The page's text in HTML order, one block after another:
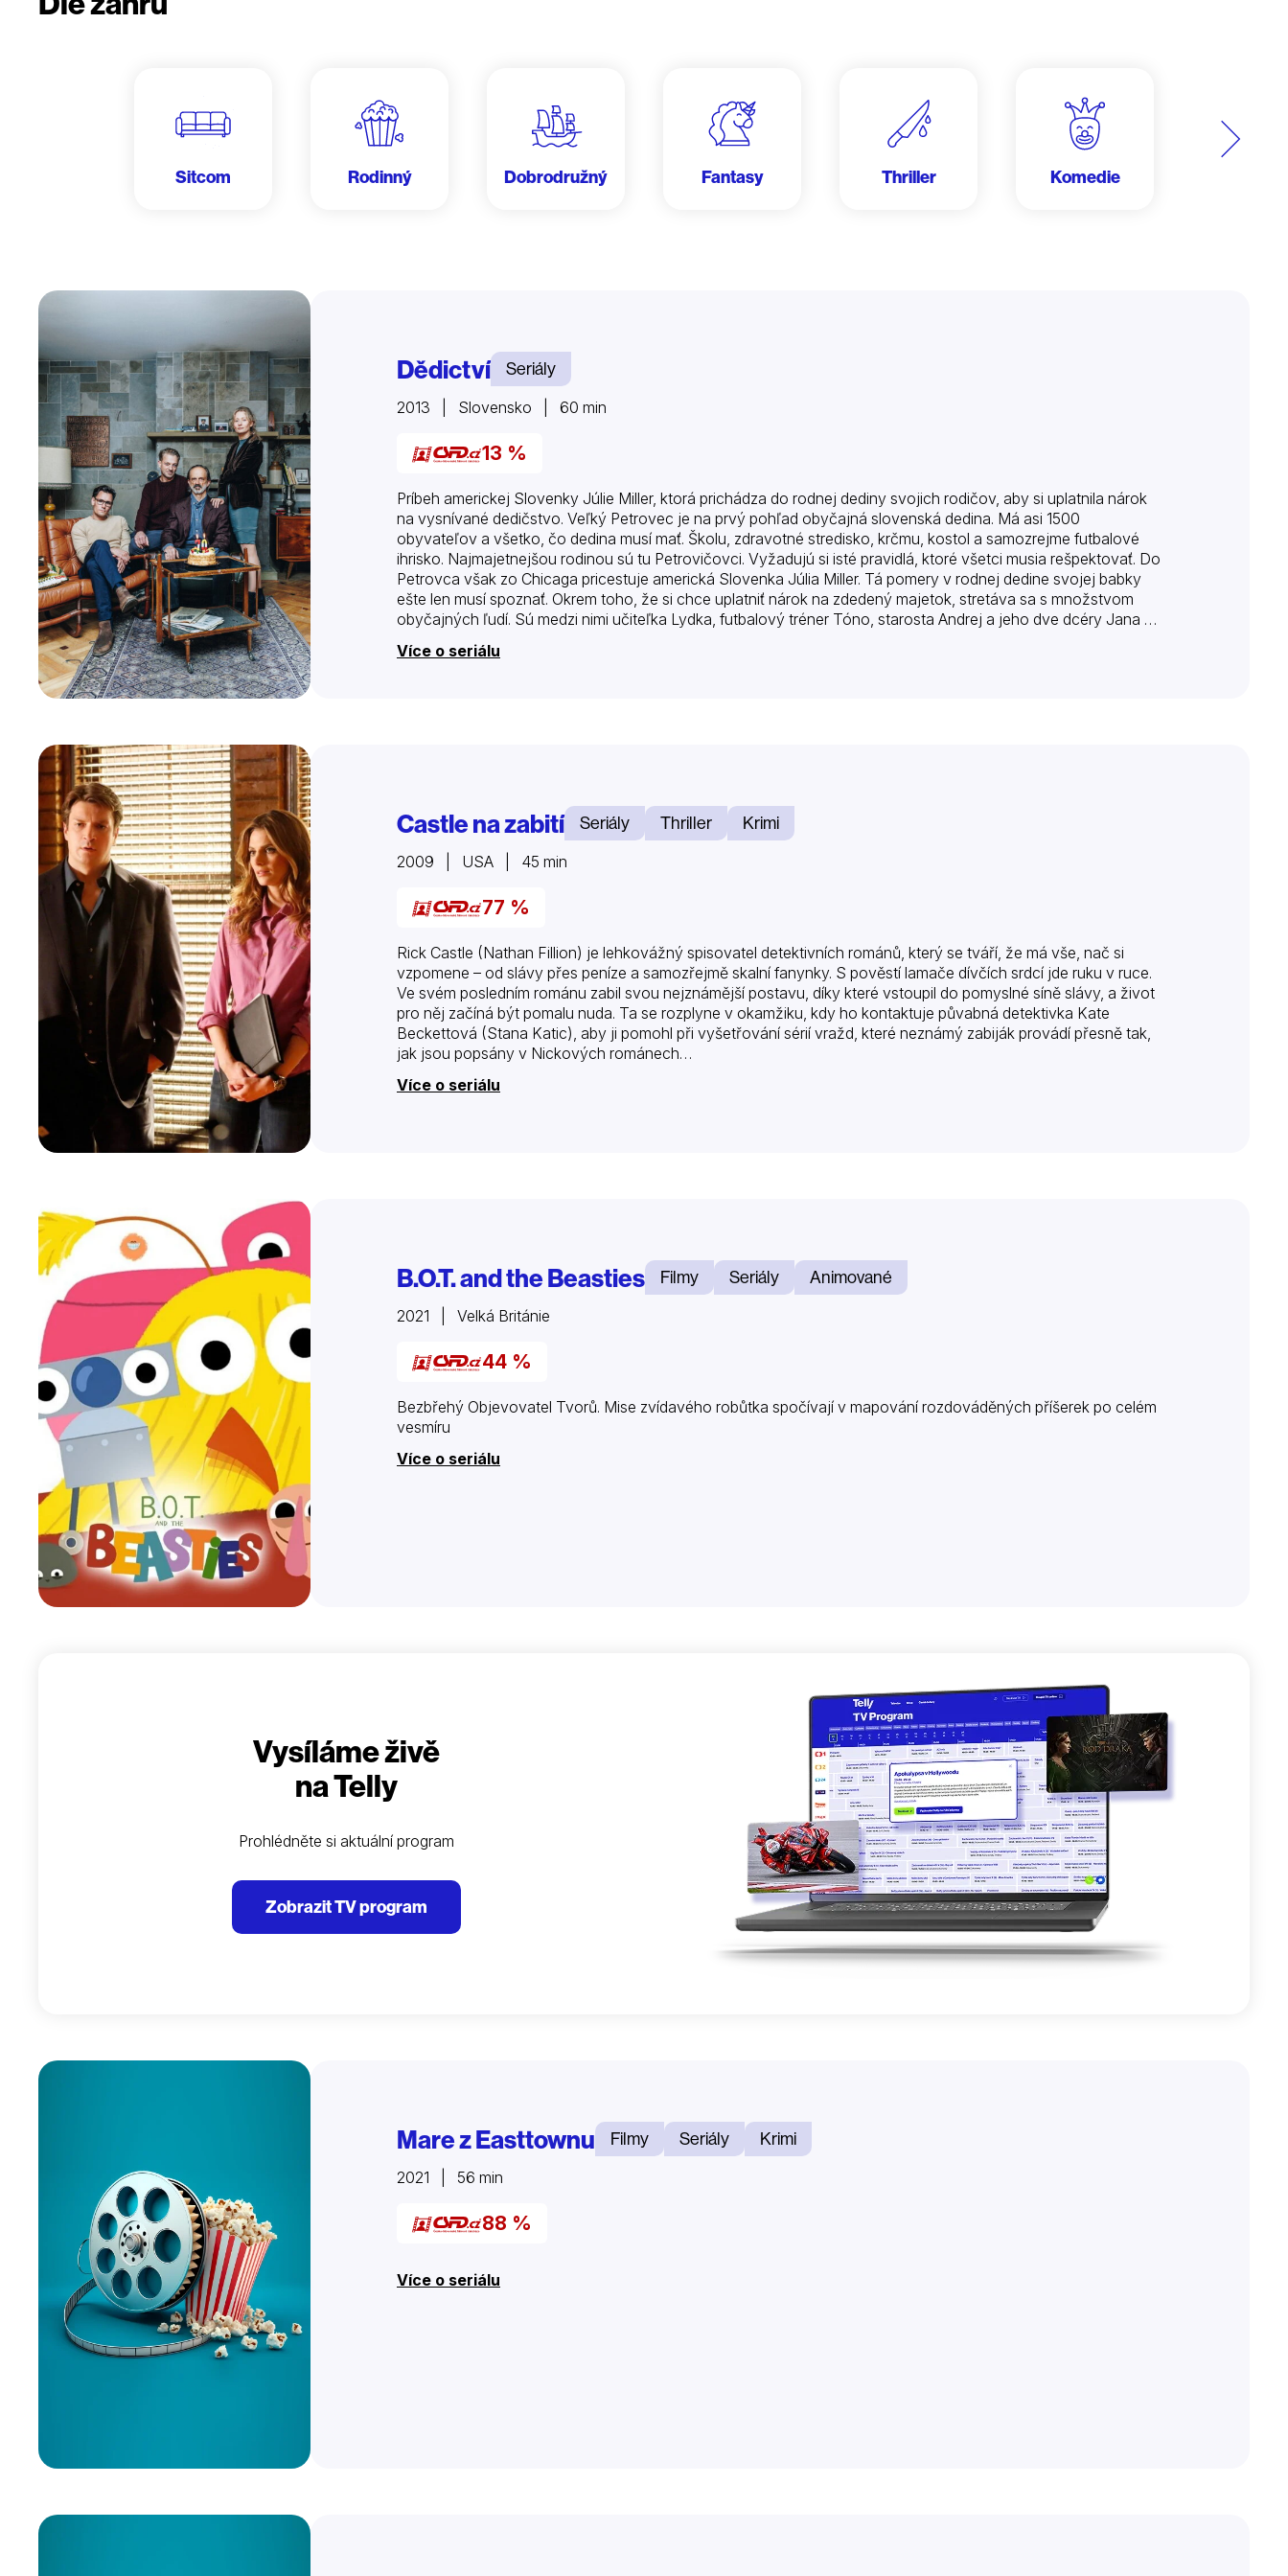
Další
Sitcom
Rodinný Dobrodružný Fantasy Thriller Komedie
Dědictví Seriály
2013 | Slovensko | 60 min
13 %
Príbeh americkej Slovenky Júlie Miller, ktorá prichádza do rodnej dediny svojich rodičov, aby si uplatnila nárok
na vysnívané dedičstvo. Veľký Petrovec je na prvý pohľad obyčajná slovenská dedina. Má asi 1500
obyvateľov a všetko, čo dedina musí mať. Školu, zdravotné stredisko, krčmu, kostol a samozrejme futbalové
ihrisko. Najmajetnejšou rodinou sú tu Petrovičovci. Vyžadujú si isté pravidlá, ktoré všetci musia rešpektovať. Do
Petrovca však zo Chicaga pricestuje americká Slovenka Júlia Miller. Tá pomery v rodnej dedine svojej babky
ešte len musí spoznať. Okrem toho, že si chce uplatniť nárok na zdedený majetok, stretáva sa s množstvom
obyčajných ľudí. Sú medzi nimi učiteľka Lydka, futbalový tréner Tóno, starosta Andrej a jeho dve dcéry Jana a
Lucia, sanitkár Martin, miestny futbalový hrdina Filip,…
Více o seriálu
Castle na zabití Seriály Thriller Krimi
2009 | USA | 45 min
77 %
Rick Castle (Nathan Fillion) je lehkovážný spisovatel detektivních románů, který se tváří, že má vše, nač si
vzpomene – od slávy přes peníze a samozřejmě skalní fanynky. S pověstí lamače dívčích srdcí jde ruku v ruce.
Ve svém posledním románu zabil svou nejznámější postavu, díky které vstoupil do pomyslné síně slávy, a život
pro něj začíná být pomalu nuda. Ta se rozplyne v okamžiku, kdy ho kontaktuje půvabná detektivka Kate
Beckettová (Stana Katic), aby ji pomohl při vyšetřování sérií vražd, které neznámý zabiják provádí přesně tak,
jak jsou popsány v Nickových románech…
Více o seriálu
B.O.T. and the Beasties Filmy Seriály Animované
2021 | Velká Británie
44 %
Bezbřehý Objevovatel Tvorů. Mise zvídavého robůtka spočívají v mapování rozdováděných příšerek po celém
vesmíru
Více o seriálu
Vysíláme živě
na Telly
Prohlédněte si aktuální program
Zobrazit TV program
Mare z Easttownu Filmy Seriály Krimi
2021 | 56 min
88 %
Více o seriálu